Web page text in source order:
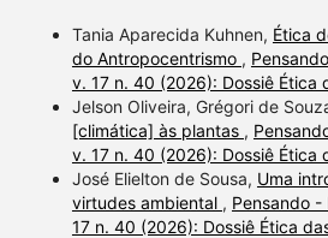
Tania Aparecida Kuhnen, Ética
do Antropocentrismo ,
v. 17 n. 40 (2026): Dossiê Ética
Jelson Oliveira, Grégori de
[climática] às plantas ,
v. 17 n. 40 (2026): Dossiê Ética
José Elielton de Sousa, Uma
virtudes ambiental , Pensando -
17 n. 40 (2026): Dossiê Ética